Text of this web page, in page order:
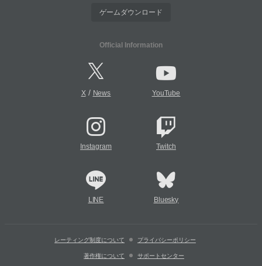
ゲームダウンロード
Official Information
X/ News YouTube
Instagram Twitch
LINE Bluesky
レーティング制度について プライバシーポリシー
著作権について サポートセンター